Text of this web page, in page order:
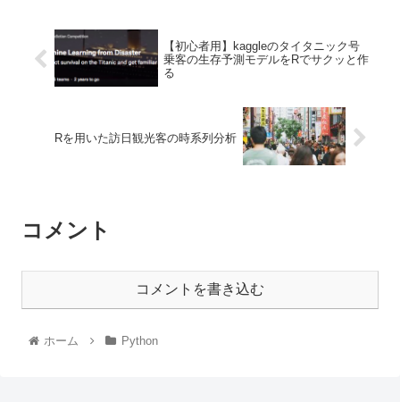
【初心者用】kaggleのタイタニック号
乗客の生存予測モデルをRでサクッと作
る
Rを用いた訪日観光客の時系列分析
コメント
コメントを書き込む
ホーム Python